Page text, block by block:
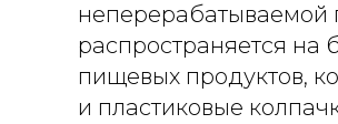
неперерабатываемой
распространяется на
пищевых продуктов,
и пластиковые